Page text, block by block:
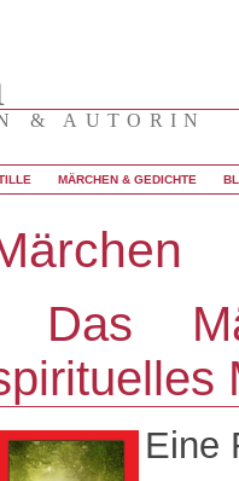
& AUTORIN
MÄRCHEN & GEDICHTE
Das
Eine